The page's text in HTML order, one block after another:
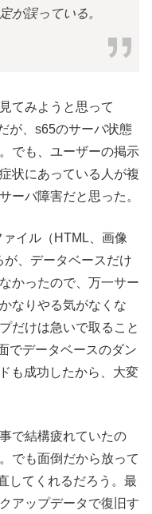
が誤っている。
てみようと思って
が、s65のサーバ状態
でも、ユーザーの掲示
状にあっている人が複
ーバ障害だと思った。
イル（HTML、画像
、データベースだけ
かったので、万一サー
なりやる気がなくな
だけは急いで取ること
でデータベースのダン
も成功したから、大変
で結構疲れていたの
でも面倒だから放って
してくれるだろう。最
アップデータで復旧す